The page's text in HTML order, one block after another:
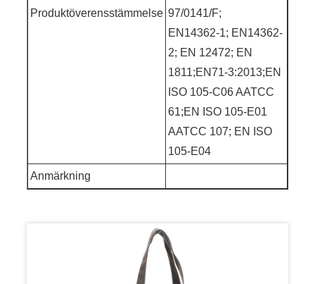
Produktöverensstämmelse 97/0141/F;
EN14362-1; EN14362-
2; EN 12472; EN
1811;EN71-3:2013;EN
ISO 105-C06 AATCC
61;EN ISO 105-E01
AATCC 107; EN ISO
105-E04
Anmärkning